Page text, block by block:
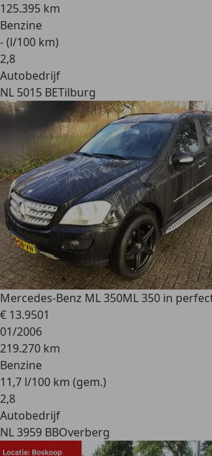
125.395 km
Benzine
- (l/100 km)
2,8
Autobedrijf
NL 5015 BETilburg
Mercedes-Benz ML 350ML 350 in
€ 13.9501
01/2006
219.270 km
Benzine
11,7 l/100 km (gem.)
2,8
Autobedrijf
NL 3959 BBOverberg